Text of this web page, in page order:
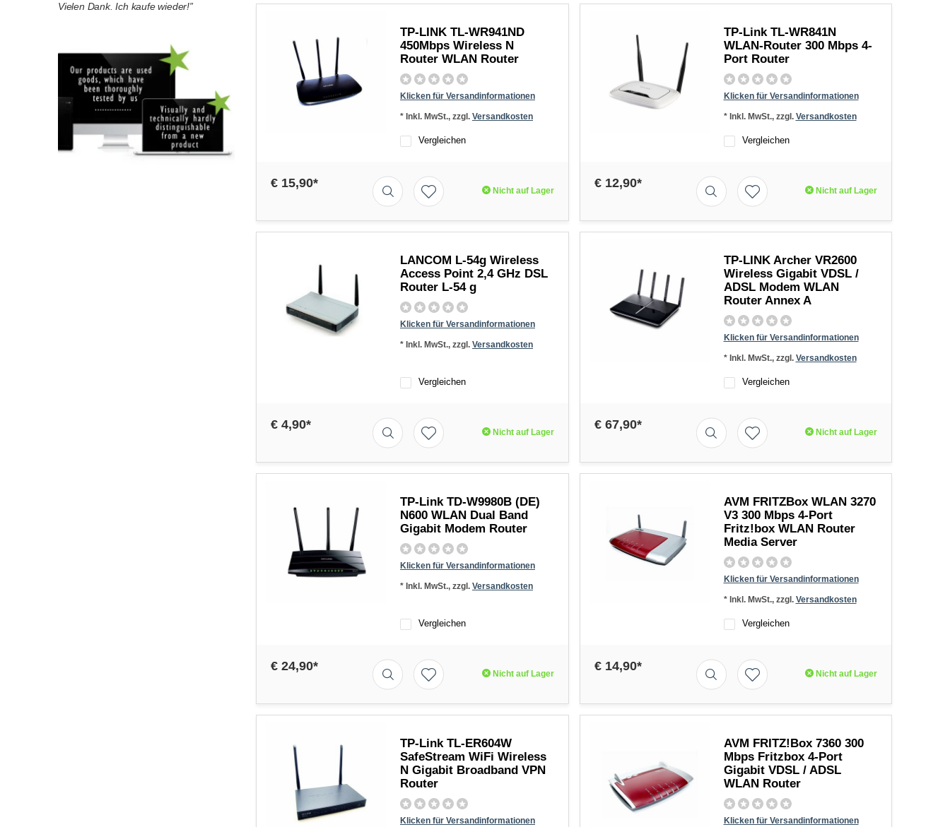
TP-LINK TL-WR941ND
450Mbps Wireless N
Router WLAN Router
Klicken für Versandinformationen
* Inkl. MwSt., zzgl. Versandkosten
Vergleichen
€ 15,90*
Nicht auf Lager
TP-Link TL-WR841N
WLAN-Router 300 Mbps 4-
Port Router
Klicken für Versandinformationen
* Inkl. MwSt., zzgl. Versandkosten
Vergleichen
€ 12,90*
Nicht auf Lager
LANCOM L-54g Wireless
Access Point 2,4 GHz DSL
Router L-54 g
Klicken für Versandinformationen
* Inkl. MwSt., zzgl. Versandkosten
Vergleichen
€ 4,90*
Nicht auf Lager
TP-LINK Archer VR2600
Wireless Gigabit VDSL /
ADSL Modem WLAN
Router Annex A
Klicken für Versandinformationen
* Inkl. MwSt., zzgl. Versandkosten
Vergleichen
€ 67,90*
Nicht auf Lager
TP-Link TD-W9980B (DE)
N600 WLAN Dual Band
Gigabit Modem Router
Klicken für Versandinformationen
* Inkl. MwSt., zzgl. Versandkosten
Vergleichen
€ 24,90*
Nicht auf Lager
AVM FRITZBox WLAN 3270
V3 300 Mbps 4-Port
Fritz!box WLAN Router
Media Server
Klicken für Versandinformationen
* Inkl. MwSt., zzgl. Versandkosten
Vergleichen
€ 14,90*
Nicht auf Lager
TP-Link TL-ER604W
SafeStream WiFi Wireless
N Gigabit Broadband VPN
Router
Klicken für Versandinformationen
AVM FRITZ!Box 7360 300
Mbps Fritzbox 4-Port
Gigabit VDSL / ADSL
WLAN Router
Klicken für Versandinformationen
Vielen Dank. Ich kaufe wieder!”